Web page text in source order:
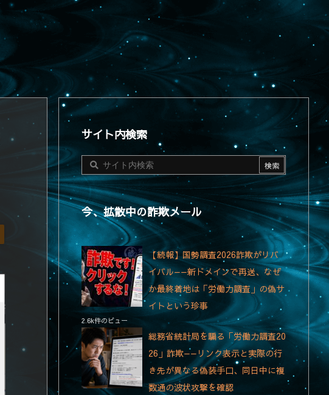
サイト内検索
今、拡散中の詐欺メール
【続報】国勢調査2026詐欺がリバ
イバル——新ドメインで再送、なぜ
か最終着地は「労働力調査」の偽サ
イトという珍事
2.6k件のビュー
総務省統計局を騙る「労働力調査20
26」詐欺——リンク表示と実際の行
き先が異なる偽装手口、同日中に複
数通の波状攻撃を確認